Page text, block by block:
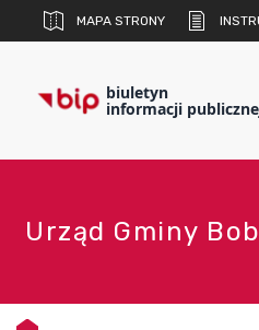
MAPA STRONY
biuletyn
informacji
Urząd Gminy